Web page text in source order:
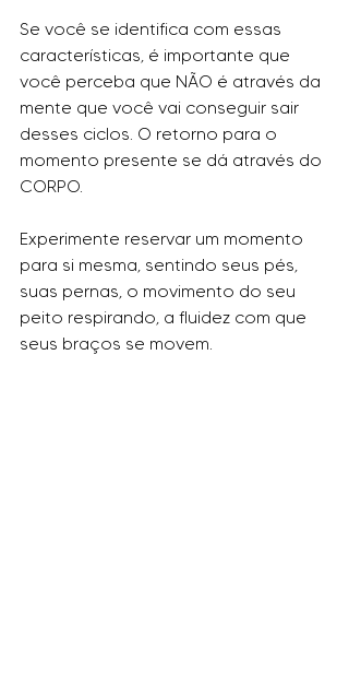
Se você se identifica com essas
características, é importante que
você perceba que NÃO é através da
mente que você vai conseguir sair
desses ciclos. O retorno para o
momento presente se dá através do
CORPO.
Experimente reservar um momento
para si mesma, sentindo seus pés,
suas pernas, o movimento do seu
peito respirando, a fluidez com que
seus braços se movem.